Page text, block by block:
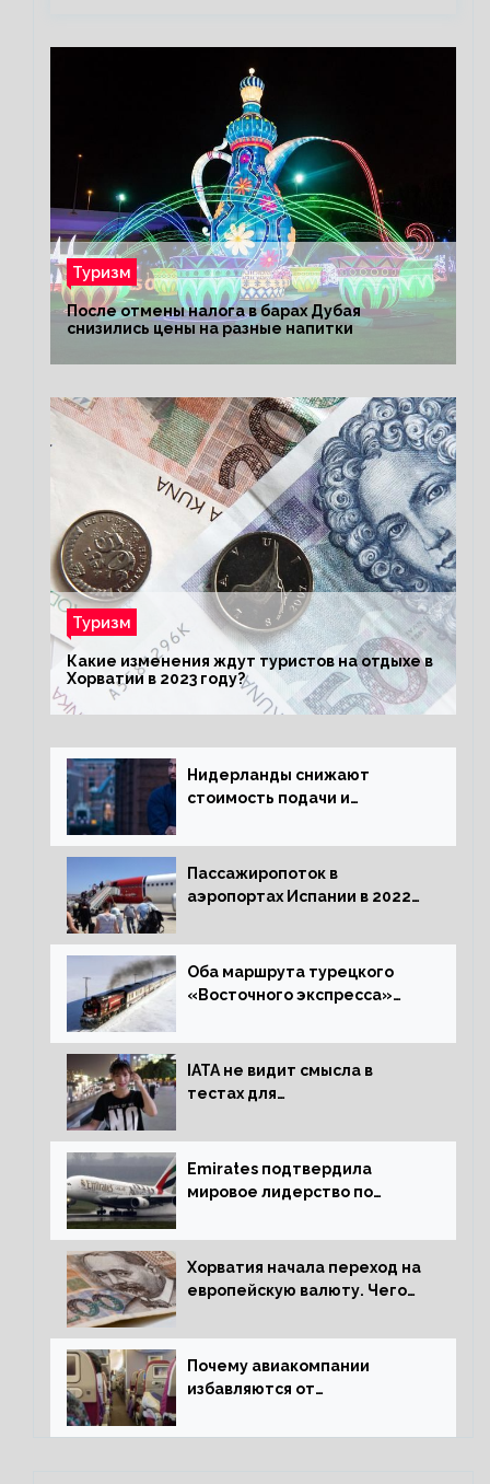
Туризм
После отмены налога в барах Дубая
снизились цены на разные напитки
Туризм
Какие изменения ждут туристов на отдыхе в
Хорватии в 2023 году?
Нидерланды снижают
стоимость подачи и
жительство
Пассажиропоток в
аэропортах Испании в 2022
процентов
Оба маршрута турецкого
«Восточного экспресса»
IATA не видит смысла в
тестах для
Emirates подтвердила
мировое лидерство по
Хорватия начала переход на
европейскую валюту. Чего
Почему авиакомпании
избавляются от